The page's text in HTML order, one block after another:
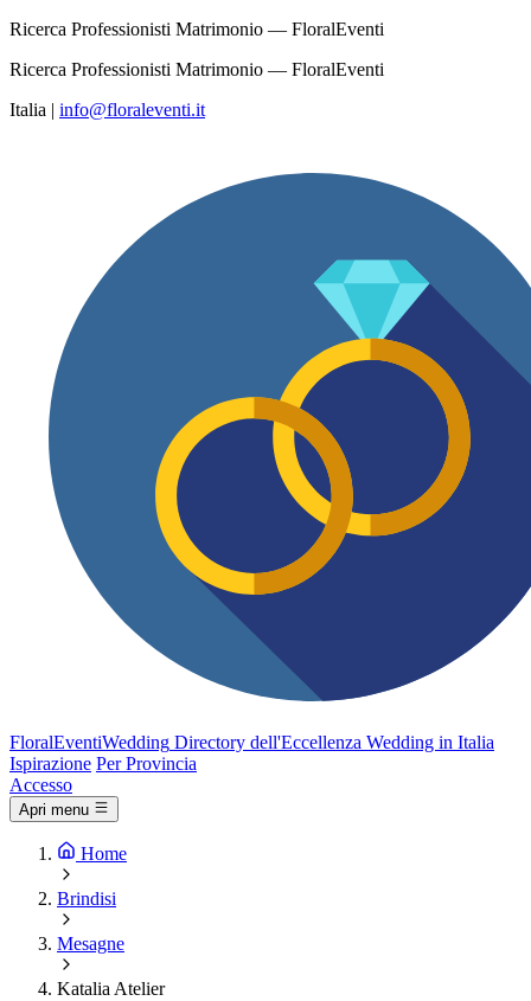
Ricerca Professionisti Matrimonio — FloralEventi
Ricerca Professionisti Matrimonio — FloralEventi
Italia | info@floraleventi.it
FloralEventiWedding Directory dell'Eccellenza Wedding in Italia
Ispirazione Per Provincia
Accesso
Apri menu
Home
Brindisi
Mesagne
Katalia Atelier